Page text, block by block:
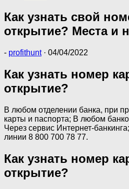
Как узнать свой
открытие? Места и
- profithunt · 04/04/2022
Как узнать номер
открытие?
В любом отделении банка, при
карты и паспорта; В любом
Через сервис Интернет-
линии 8 800 700 78 77.
Как узнать номер
открытие?